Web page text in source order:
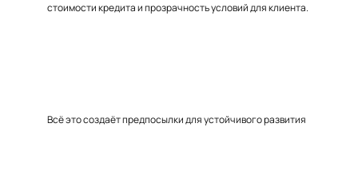
стоимости кредита и прозрачность условий для клиента.
Всё это создаёт предпосылки для устойчивого развития